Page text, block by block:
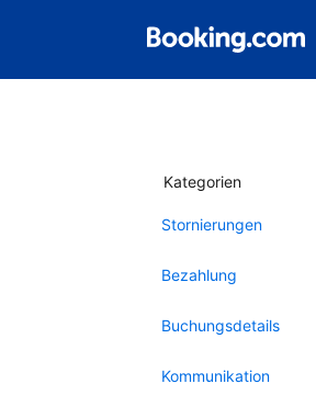
Kategorien
Stornierungen
Bezahlung
Buchungsdetails
Kommunikation